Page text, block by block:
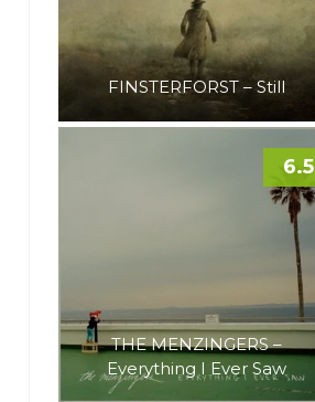
FINSTERFORST – Still
THE MENZINGERS –
Everything I Ever Saw
6.5